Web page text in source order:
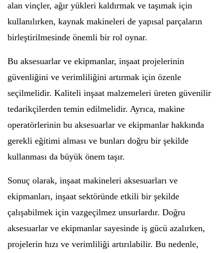
alan vinçler, ağır yükleri kaldırmak ve taşımak için
kullanılırken, kaynak makineleri de yapısal parçaların
birleştirilmesinde önemli bir rol oynar.
Bu aksesuarlar ve ekipmanlar, inşaat projelerinin
güvenliğini ve verimliliğini artırmak için özenle
seçilmelidir. Kaliteli inşaat malzemeleri üreten güvenilir
tedarikçilerden temin edilmelidir. Ayrıca, makine
operatörlerinin bu aksesuarlar ve ekipmanlar hakkında
gerekli eğitimi alması ve bunları doğru bir şekilde
kullanması da büyük önem taşır.
Sonuç olarak, inşaat makineleri aksesuarları ve
ekipmanları, inşaat sektöründe etkili bir şekilde
çalışabilmek için vazgeçilmez unsurlardır. Doğru
aksesuarlar ve ekipmanlar sayesinde iş gücü azalırken,
projelerin hızı ve verimliliği artırılabilir. Bu nedenle,